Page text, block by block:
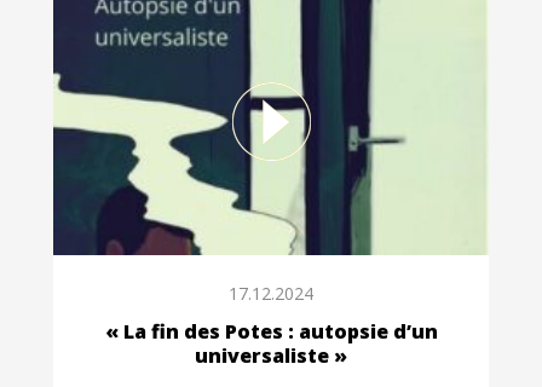
17.12.2024
« La fin des Potes : autopsie d’un
universaliste »